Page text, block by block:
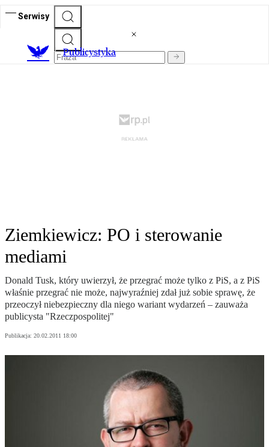
Serwisy
Publicystyka
Ziemkiewicz: PO i sterowanie
mediami
Donald Tusk, który uwierzył, że przegrać może tylko z PiS, a z PiS
właśnie przegrać nie może, najwyraźniej zdał już sobie sprawę, że
przeoczył niebezpieczny dla niego wariant wydarzeń – zauważa
publicysta "Rzeczpospolitej"
Publikacja: 20.02.2011 18:00